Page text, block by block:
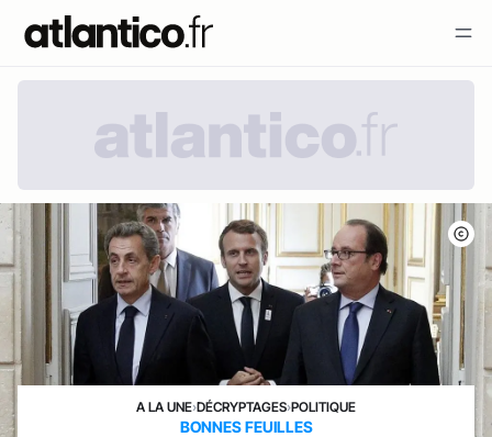
A LA UNE›DÉCRYPTAGES›POLITIQUE
BONNES FEUILLES